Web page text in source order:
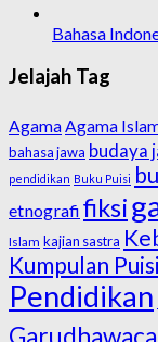
Bahasa
Jelajah Tag
AgamaAgama
bahasa jawa budaya
pendidikan Buku Puisi
etnografi fiksi
Islam kajian sastra
Kumpulan Puisi
Pendidikan